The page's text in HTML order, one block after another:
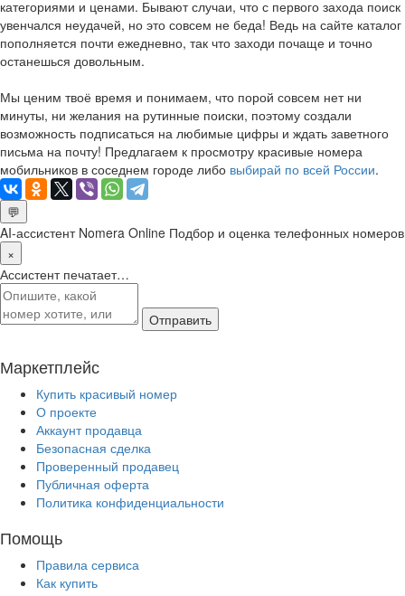
категориями и ценами. Бывают случаи, что с первого захода поиск
увенчался неудачей, но это совсем не беда! Ведь на сайте каталог
пополняется почти ежедневно, так что заходи почаще и точно
останешься довольным.
Мы ценим твоё время и понимаем, что порой совсем нет ни
минуты, ни желания на рутинные поиски, поэтому создали
возможность подписаться на любимые цифры и ждать заветного
письма на почту! Предлагаем к просмотру красивые номера
мобильников в соседнем городе либо выбирай по всей России.
💬
AI-ассистент Nomera Online Подбор и оценка телефонных номеров
×
Ассистент печатает…
Отправить
Маркетплейс
Купить красивый номер
О проекте
Аккаунт продавца
Безопасная сделка
Проверенный продавец
Публичная оферта
Политика конфиденциальности
Помощь
Правила сервиса
Как купить